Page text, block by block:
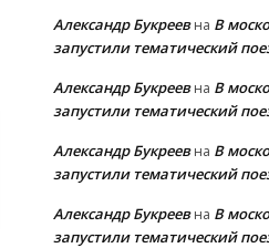
Александр Букреевна В
запустили тематический
Александр Букреевна В
запустили тематический
Александр Букреевна В
запустили тематический
Александр Букреевна В
запустили тематический